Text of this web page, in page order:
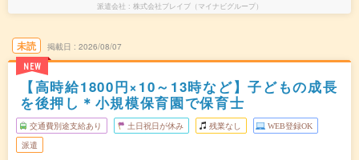
派遣会社 株式会社ブレイブ（マイナビグループ）
未読
NEW
掲載日 2026/08/07
【高時給1800円×10～13時など】子どもの成長
を後押し＊小規模保育園で保育士
交通費別途支給あり 土日祝日が休み 残業なし WEB登録OK
派遣